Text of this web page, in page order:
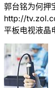
郭台铭为何押
http://
平板电视液晶